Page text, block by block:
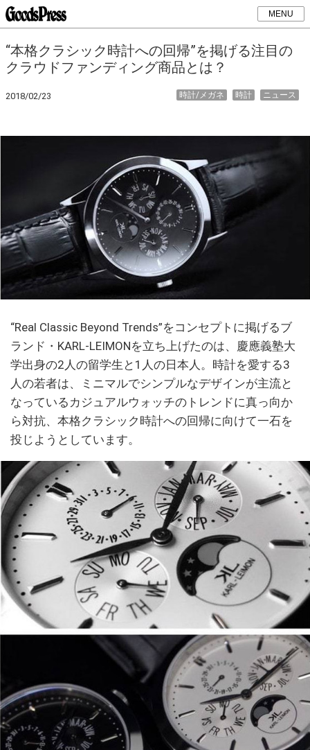
MENU
“本格クラシック時計への回帰”を掲げる注目の
クラウドファンディング商品とは？
2018/02/23 ニュース
時計
時計/メガネ
“Real Classic Beyond Trends”をコンセプトに掲げるブ
ランド・KARL-LEIMONを立ち上げたのは、慶應義塾大
学出身の2人の留学生と1人の日本人。時計を愛する3
人の若者は、ミニマルでシンプルなデザインが主流と
なっているカジュアルウォッチのトレンドに真っ向か
ら対抗、本格クラシック時計への回帰に向けて一石を
投じようとしています。